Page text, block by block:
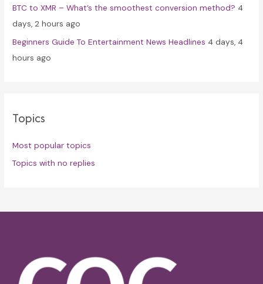
BTC to XMR – What’s the smoothest conversion method? 4
days, 2 hours ago
Beginners Guide To Entertainment News Headlines 4 days, 4
hours ago
Topics
Most popular topics
Topics with no replies